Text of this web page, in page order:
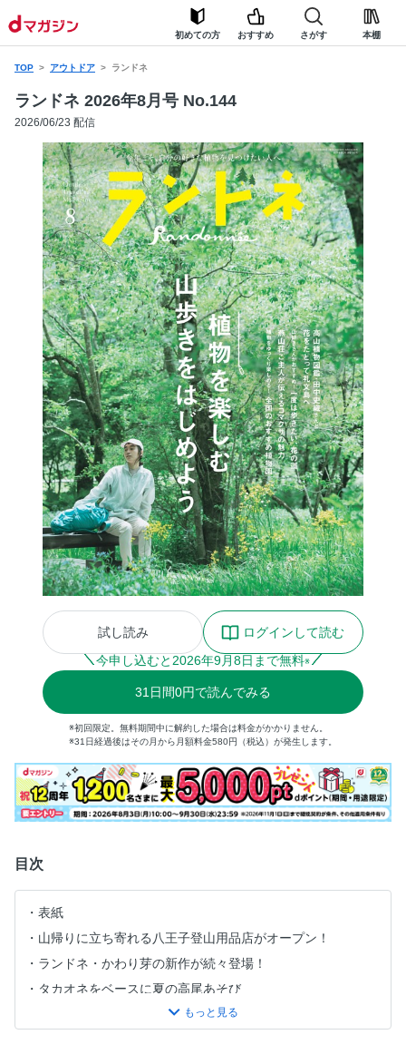
初めての方 おすすめ さがす 本棚
TOP アウトドア ランドネ
ランドネ 2026年8月号 No.144
2026/06/23 配信
試し読み
ログインして読む
今申し込むと 2026年9月8日まで無料※
31 日間0円で読んでみる
※初回限定。無料期間中に解約した場合は料金がかかりません。
※31日経過後はその月から月額料金580円（税込）が発生します。
目次
表紙
山帰りに立ち寄れる八王子登山用品店がオープン！
ランドネ・かわり芽の新作が続々登場！
タカオネをベースに夏の高尾あそび
「Mt.ランドネ」について教えます！